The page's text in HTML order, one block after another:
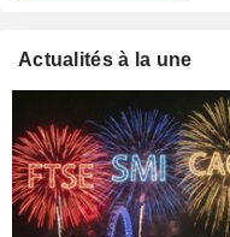
Actualités à la une